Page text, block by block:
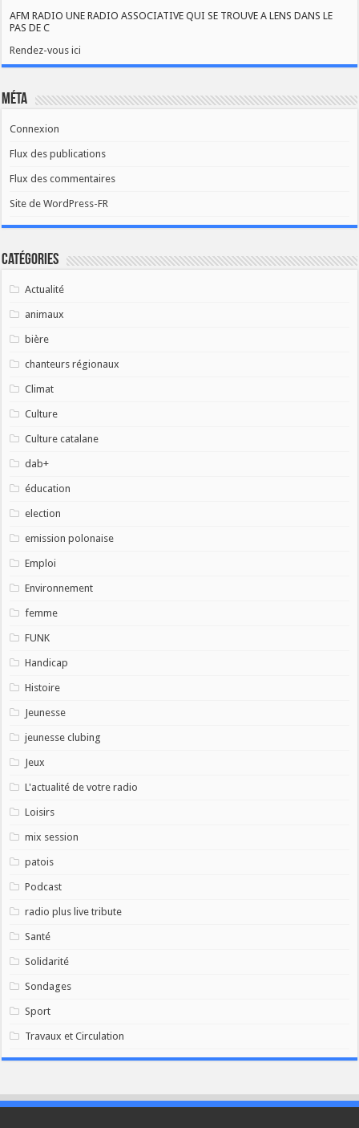
AFM RADIO UNE RADIO ASSOCIATIVE QUI SE TROUVE A LENS DANS LE
PAS DE C
Rendez-vous ici
Méta
Connexion
Flux des publications
Flux des commentaires
Site de WordPress-FR
Catégories
Actualité
animaux
bière
chanteurs régionaux
Climat
Culture
Culture catalane
dab+
éducation
election
emission polonaise
Emploi
Environnement
femme
FUNK
Handicap
Histoire
Jeunesse
jeunesse clubing
Jeux
L'actualité de votre radio
Loisirs
mix session
patois
Podcast
radio plus live tribute
Santé
Solidarité
Sondages
Sport
Travaux et Circulation